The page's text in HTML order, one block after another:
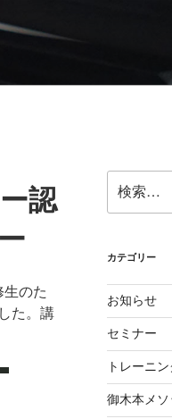
れたテクニックを身に
認
生のた
た。講
索:
カテゴリー
お知らせ
セミナー
トレーニ
御木本メ